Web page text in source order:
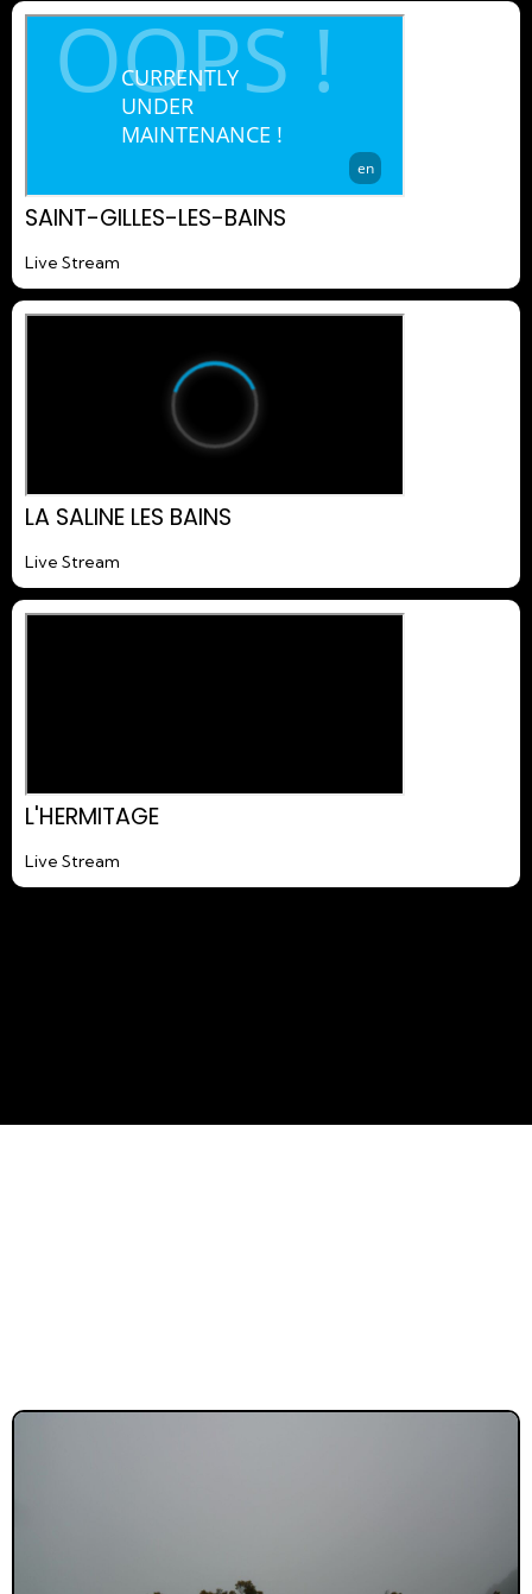
SAINT-GILLES-LES-BAINS
Live Stream
LA SALINE LES BAINS
Live Stream
L'HERMITAGE
Live Stream